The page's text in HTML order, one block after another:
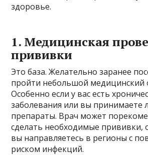
здоровье.
1. Медицинская
прививки
Это база. Желательно заранее
пройти небольшой медицинский
Особенно если у вас есть
заболевания или вы принимаете
препараты. Врач может
сделать необходимые прививки,
вы направляетесь в регионы с
риском инфекций.